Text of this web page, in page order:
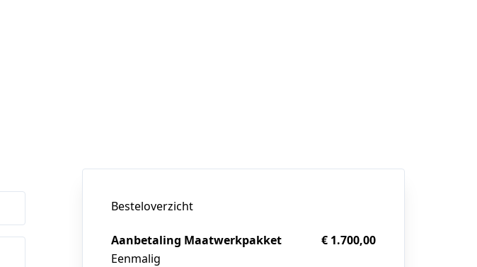
Besteloverzicht
Aanbetaling Maatwerkpakket
Eenmalig
€ 1.700,00